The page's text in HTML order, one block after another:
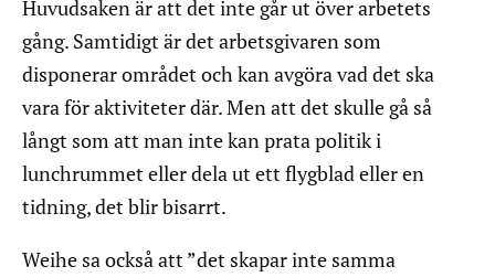
Huvudsaken är att det inte går ut över arbetets
gång. Samtidigt är det arbetsgivaren som
disponerar området och kan avgöra vad det ska
vara för aktiviteter där. Men att det skulle gå så
långt som att man inte kan prata politik i
lunchrummet eller dela ut ett flygblad eller en
tidning, det blir bisarrt.
Weihe sa också att ”det skapar inte samma